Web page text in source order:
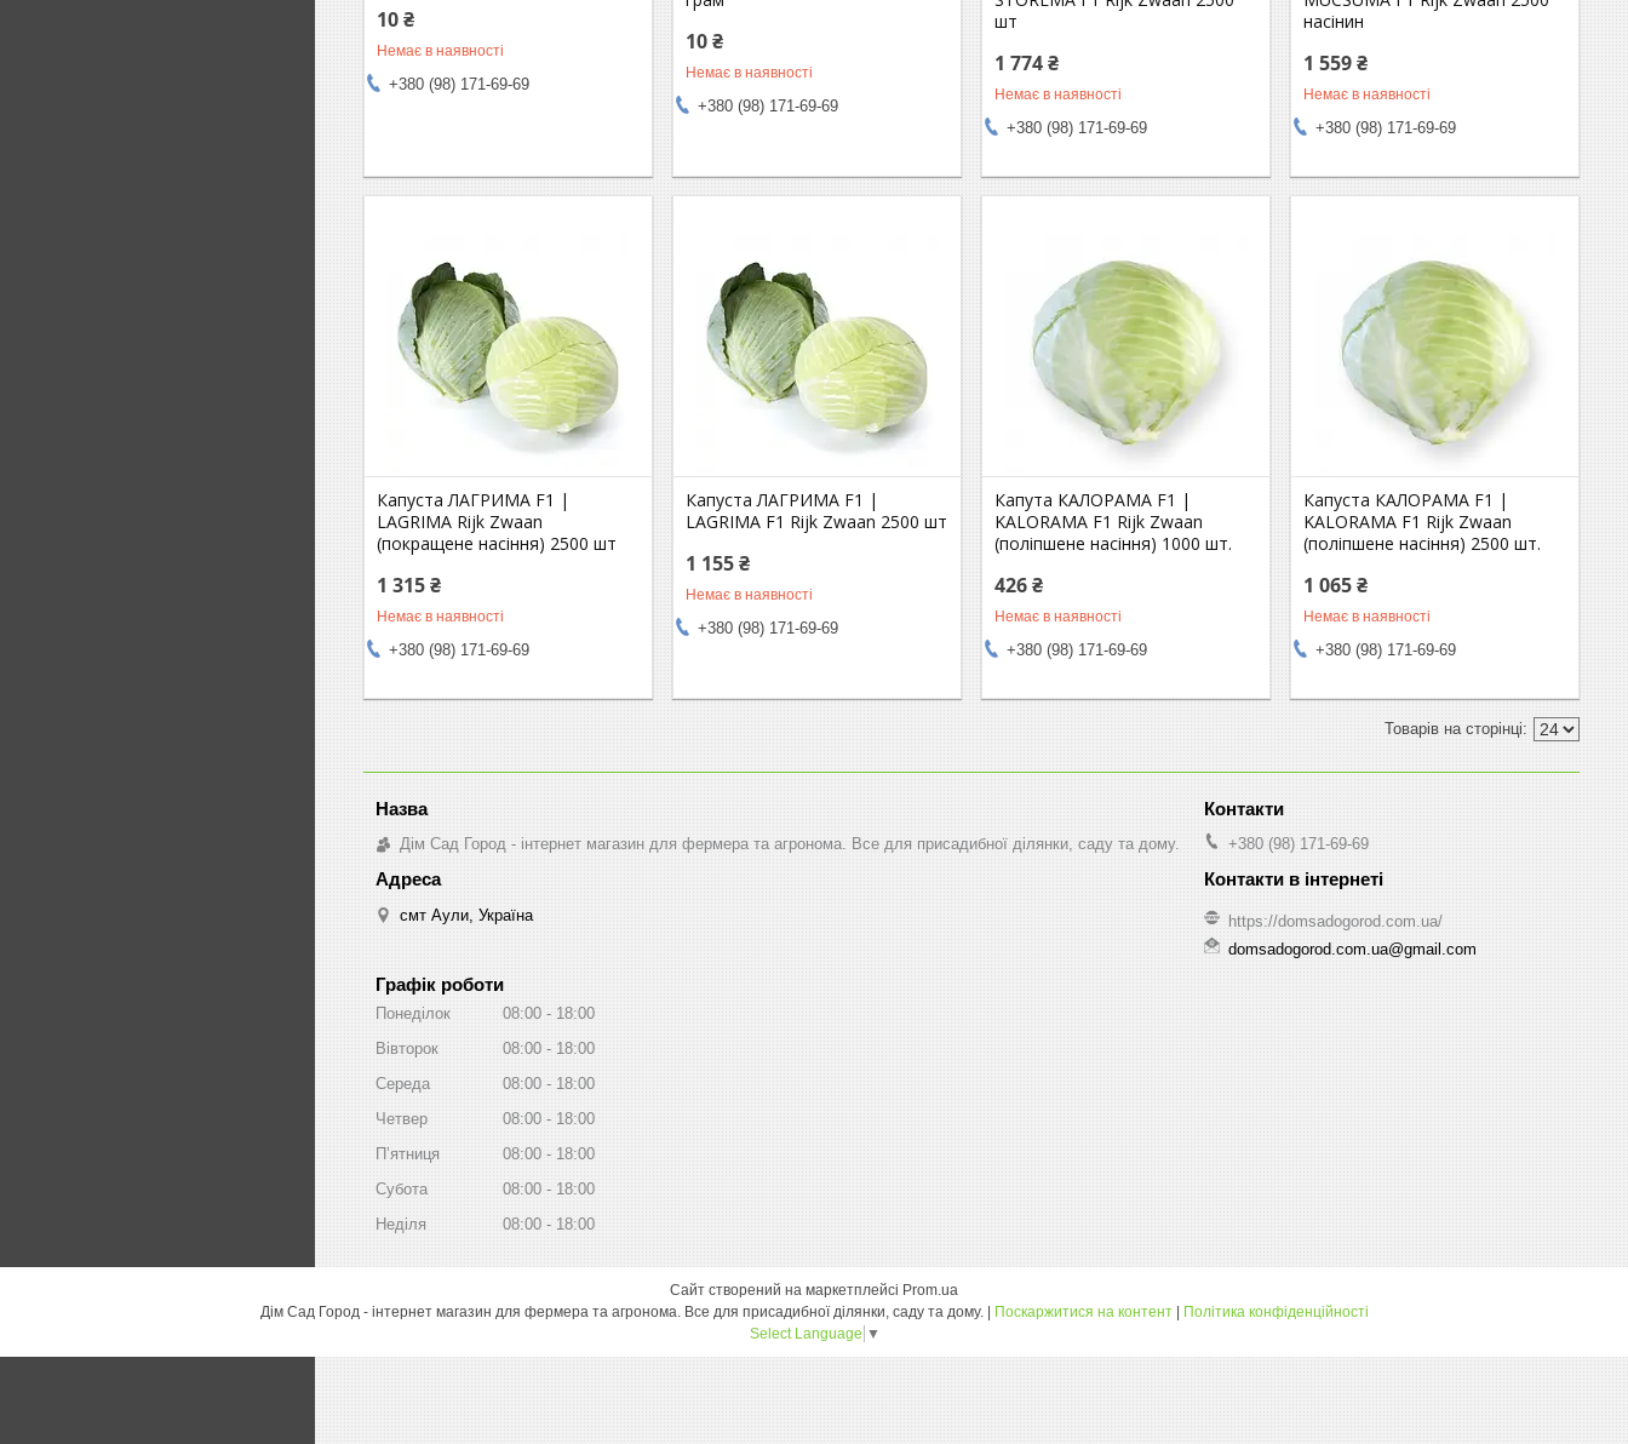
10 ₴
Немає в наявності
+380 (98) 171-69-69
10 ₴
Немає в наявності
+380 (98) 171-69-69
шт
1 774 ₴
Немає в наявності
+380 (98) 171-69-69
насінин
1 559 ₴
Немає в наявності
+380 (98) 171-69-69
Капуста ЛАГРИМА F1 |
LAGRIMA Rijk Zwaan
(покращене насіння) 2500 шт
1 315 ₴
Немає в наявності
+380 (98) 171-69-69
Капуста ЛАГРИМА F1 |
LAGRIMA F1 Rijk Zwaan 2500 шт
1 155 ₴
Немає в наявності
+380 (98) 171-69-69
Капута КАЛОРАМА F1 |
KALORAMA F1 Rijk Zwaan
(поліпшене насіння) 1000 шт.
426 ₴
Немає в наявності
+380 (98) 171-69-69
Капуста КАЛОРАМА F1 |
KALORAMA F1 Rijk Zwaan
(поліпшене насіння) 2500 шт.
1 065 ₴
Немає в наявності
+380 (98) 171-69-69
Дім Сад Город - інтернет магазин для фермера та агронома. Все для присадибної ділянки, саду та дому.
смт Аули, Україна
+380 (98) 171-69-69
https://domsadogorod.com.ua/
domsadogorod.com.ua@gmail.com
Графік роботи
Понеділок 08:00
18:00
Вівторок
08:00
18:00
Середа
08:00
18:00
Четвер
08:00
18:00
Пʼятниця
08:00
18:00
Субота
08:00
18:00
Неділя
08:00 18:00
Сайт створений на маркетплейсі Prom.ua
Дім Сад Город - інтернет магазин для фермера та агронома. Все для присадибної ділянки, саду та дому. | Поскаржитися на контент | Політика конфіденційності
Select Language ▼